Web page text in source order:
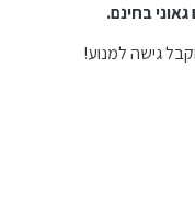
בחינם.
גישה למנוע!